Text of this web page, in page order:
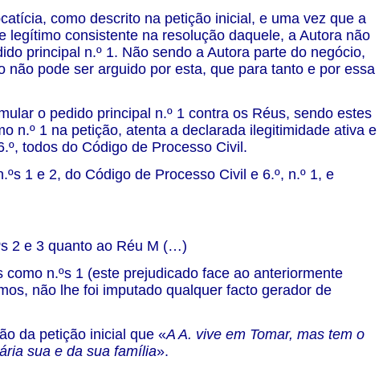
como descrito na petição inicial, e uma vez que a
legítimo consistente na resolução daquele, a Autora não
principal n.º 1. Não sendo a Autora parte do negócio,
pode ser arguido por esta, que para tanto e por essa
o pedido principal n.º 1 contra os Réus, sendo estes
n.º 1 na petição, atenta a declarada ilegitimidade ativa e
todos do Código de Processo Civil.
1 e 2, do Código de Processo Civil e 6.º, n.º 1, e
2 e 3 quanto ao Réu M (…)
n.ºs 1 (este prejudicado face ao anteriormente
não lhe foi imputado qualquer facto gerador de
da petição inicial que «A A. vive em Tomar, mas tem o
sua e da sua família».